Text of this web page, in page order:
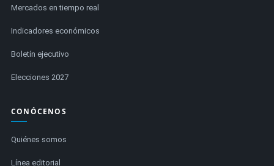
Mercados en tiempo real
Indicadores económicos
Boletín ejecutivo
Elecciones 2027
CONÓCENOS
Quiénes somos
Línea editorial